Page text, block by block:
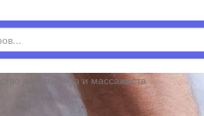
для клиента и массажиста